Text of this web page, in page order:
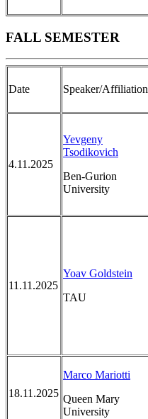
FALL SEMESTER
Speaker/Affiliation
Date
Yevgeny
Tsodikovich
Ben-Gurion
University
4.11.2025
Yoav Goldstein
TAU
11.11.2025
Marco Mariotti
Queen Mary
University
18.11.2025